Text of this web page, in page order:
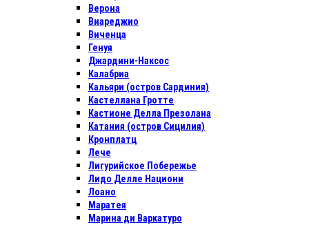
Верона
Виареджио
Виченца
Генуя
Джардини-Наксос
Калабриа
Кальяри (остров Сардиния)
Кастеллана Гротте
Кастионе Делла Презолана
Катания (остров Сицилия)
Кронплатц
Лече
Лигурийское Побережье
Лидо Делле Национи
Лоано
Маратея
Марина ди Варкатуро